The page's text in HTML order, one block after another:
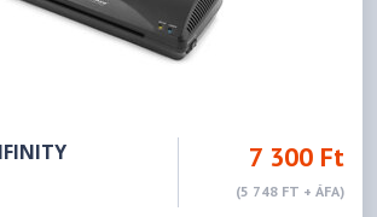
7 300 Ft
(5 748 FT + ÁFA)